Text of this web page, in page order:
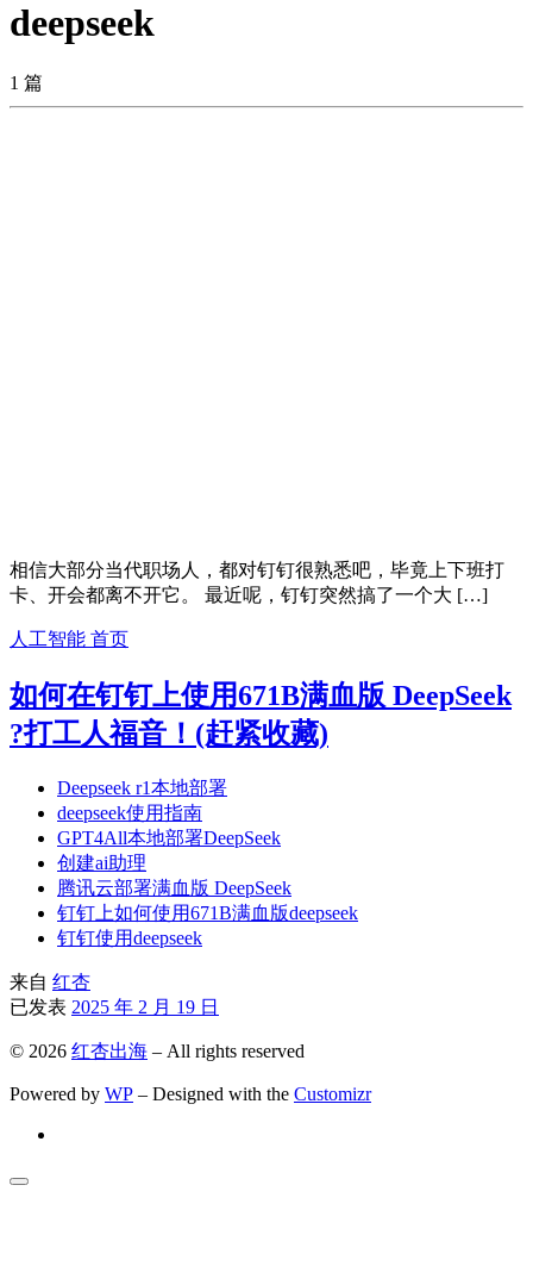
deepseek
1 篇
相信大部分当代职场人，都对钉钉很熟悉吧，毕竟上下班打
卡、开会都离不开它。 最近呢，钉钉突然搞了一个大 […]
人工智能 首页
如何在钉钉上使用671B满血版 DeepSeek
?打工人福音！(赶紧收藏)
Deepseek r1本地部署
deepseek使用指南
GPT4All本地部署DeepSeek
创建ai助理
腾讯云部署满血版 DeepSeek
钉钉上如何使用671B满血版deepseek
钉钉使用deepseek
来自 红杏
已发表 2025 年 2 月 19 日
© 2026 红杏出海 – All rights reserved
Powered by WP – Designed with the Customizr